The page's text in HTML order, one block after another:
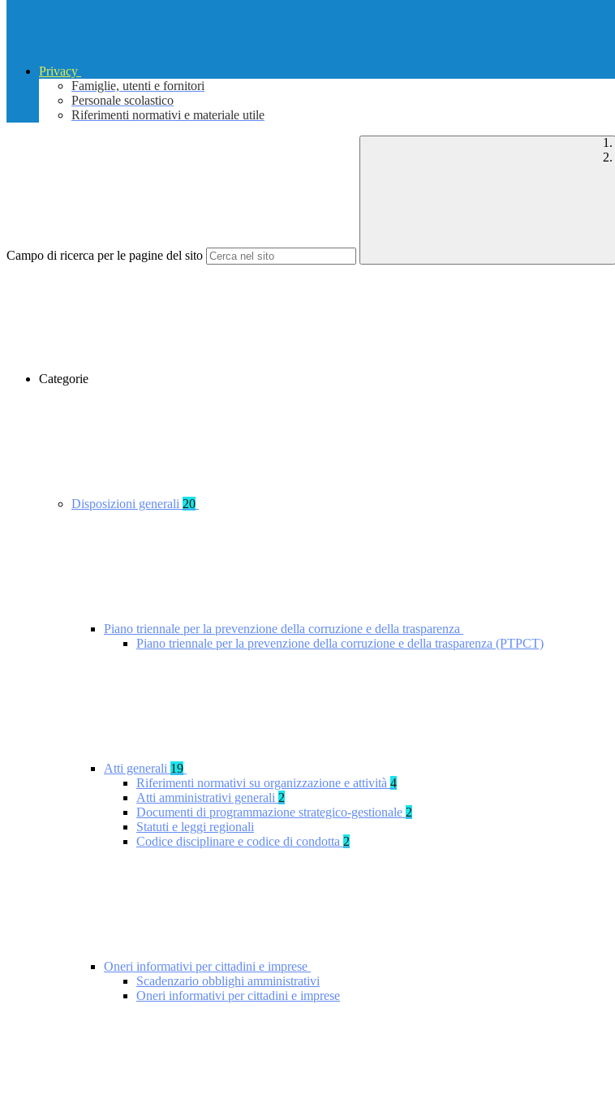
Privacy
Famiglie, utenti e fornitori
Personale scolastico
Riferimenti normativi e materiale utile
Campo di ricerca per le pagine del sito
Categorie
Disposizioni generali 20
Piano triennale per la prevenzione della corruzione e della trasparenza
Piano triennale per la prevenzione della corruzione e della trasparenza (PTPCT)
Atti generali 19
Riferimenti normativi su organizzazione e attività 4
Atti amministrativi generali 2
Documenti di programmazione strategico-gestionale 2
Statuti e leggi regionali
Codice disciplinare e codice di condotta 2
Oneri informativi per cittadini e imprese
Scadenzario obblighi amministrativi
Oneri informativi per cittadini e imprese